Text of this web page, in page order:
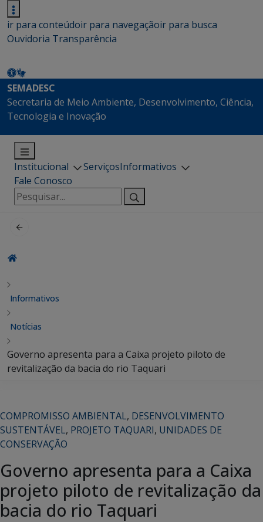
ir para conteúdoir para navegaçãoir para busca
Ouvidoria Transparência
SEMADESC
Secretaria de Meio Ambiente, Desenvolvimento, Ciência,
Tecnologia e Inovação
Institucional ServiçosInformativos
Fale Conosco
Pesquisar
por:
Informativos
Notícias
Governo apresenta para a Caixa projeto piloto de
revitalização da bacia do rio Taquari
COMPROMISSO AMBIENTAL, DESENVOLVIMENTO
SUSTENTÁVEL, PROJETO TAQUARI, UNIDADES DE
CONSERVAÇÃO
Governo apresenta para a Caixa
projeto piloto de revitalização da
bacia do rio Taquari